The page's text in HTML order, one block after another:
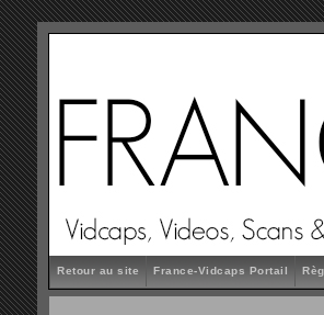
Retour au site France-Vidcaps Portail